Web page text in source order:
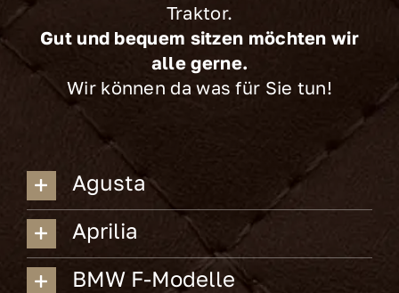
Traktor.
Gut und bequem sitzen möchten wir
alle gerne.
Wir können da was für Sie tun!
Agusta
Aprilia
BMW F-Modelle